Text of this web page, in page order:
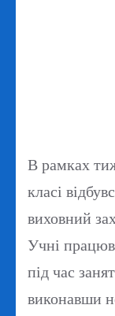
В рамках
класі
виховний
Учні
під час
виконавши